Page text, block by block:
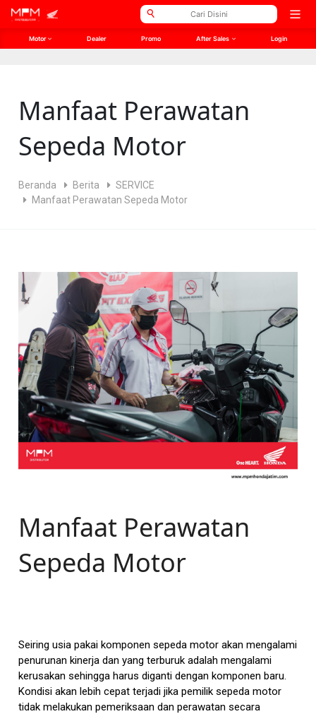
// Open Graph Meta // Twitter Meta
Open
Motor Dealer Promo After Sales Login
Manfaat Perawatan
Sepeda Motor
Beranda Berita
SERVICE
Manfaat Perawatan Sepeda Motor
Manfaat Perawatan
Sepeda Motor
Seiring usia pakai komponen sepeda motor akan mengalami
penurunan kinerja dan yang terburuk adalah mengalami
kerusakan sehingga harus diganti dengan komponen baru.
Kondisi akan lebih cepat terjadi jika pemilik sepeda motor
tidak melakukan pemeriksaan dan perawatan secara